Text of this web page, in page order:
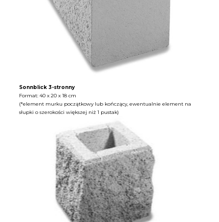
Sonnblick 3-stronny
Format: 40 x 20 x 18 cm
(*element murku początkowy lub kończący, ewentualnie element na
słupki o szerokości większej niż 1 pustak)